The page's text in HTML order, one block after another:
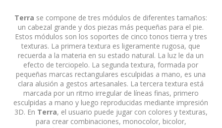
Terra se compone de tres módulos de diferentes tamaños:
un cabezal grande y dos piezas más pequeñas para el pie.
Estos módulos son los soportes de cinco tonos tierra y tres
texturas. La primera textura es ligeramente rugosa, que
recuerda a la materia en su estado natural. La luz le da un
efecto de terciopelo. La segunda textura, formada por
pequeñas marcas rectangulares esculpidas a mano, es una
clara alusión a gestos artesanales. La tercera textura está
marcada por un ritmo irregular de líneas finas, primero
esculpidas a mano y luego reproducidas mediante impresión
3D. En Terra, el usuario puede jugar con colores y texturas,
para crear combinaciones, monocolor, bicolor,